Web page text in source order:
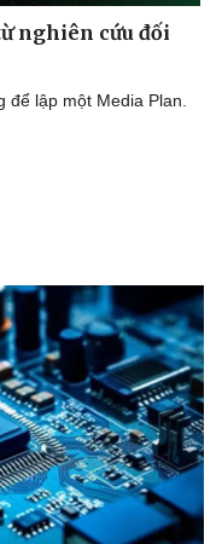
nghiên cứu đối
lập một Media Plan.